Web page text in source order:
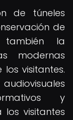
de túneles
de
la
modernas
visitantes.
y
los visitantes